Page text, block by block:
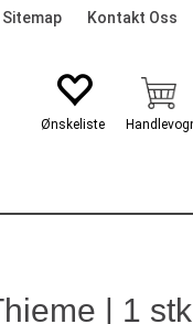
Sitemap Kontakt Oss
| 1 stk